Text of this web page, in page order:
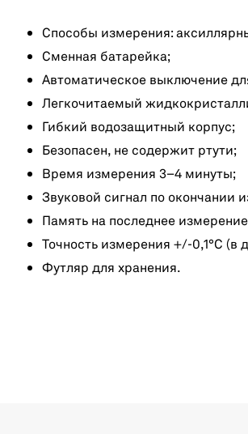
Способы измерения:
Сменная батарейка;
Автоматическое выключение
Легкочитаемый
Гибкий водозащитный корпус;
Безопасен, не содержит ртути;
Время измерения 3–4 минуты;
Звуковой сигнал по окончании
Память на последнее
Точность измерения +/-0,1°С (в
Футляр для хранения.